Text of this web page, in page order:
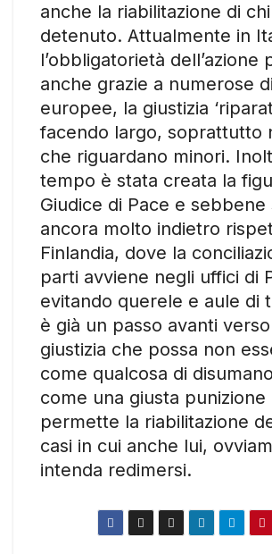
anche la riabilitazione di
detenuto. Attualmente in
l’obbligatorietà dell’azione
anche grazie a numerose
europee, la giustizia
facendo largo, soprattutto
che riguardano minori.
tempo è stata creata la
Giudice di Pace e sebbene
ancora molto indietro
Finlandia, dove la
parti avviene negli uffici di
evitando querele e aule di
è già un passo avanti
giustizia che possa non
come qualcosa di
come una giusta punizione
permette la riabilitazione
casi in cui anche lui,
intenda redimersi.